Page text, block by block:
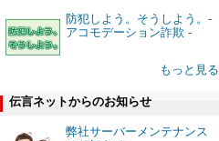
防犯しよう。そうしよう。-
アコモデーション詐欺 -
もっと見る
伝言ネットからのお知らせ
弊社サーバーメンテナンス